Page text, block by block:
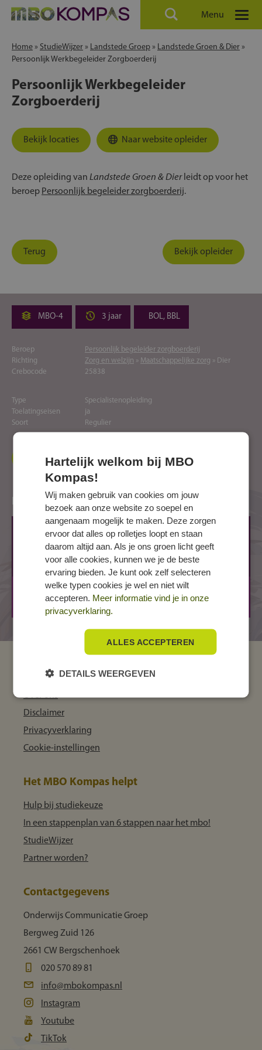
Menu
Home » StudieWijzer » Landstede Groep » Landstede Groen & Dier »
Persoonlijk Werkbegeleider Zorgboerderij
Persoonlijk Werkbegeleider
Zorgboerderij
Bekijk locaties Naar website opleider
Deze opleiding van Landstede Groen & Dierleidt op voor het
beroep Persoonlijk begeleider zorgboerderij.
Terug Bekijk opleider
MBO-4 3 jaar BOL, BBL
Beroep
Persoonlijk begeleider zorgboerderij
Richting
Zorg en welzijn » Maatschappelijke zorg » Dier
Crebocode
25838
Type
Specialistenopleiding
Toelatingseisen
ja
Soort
Regulier
Naar website opleider
Locaties
RAALTE, Zwolsestraat
Zwolsestraat 63 a
8101 AB RAALTE
BOL
3 jaar
MBO Kompas
Over ons
Disclaimer
Privacyverklaring
Cookie-instellingen
Het MBO Kompas helpt
Hulp bij studiekeuze
In een stappenplan van 6 stappen naar het mbo!
StudieWijzer
Partner worden?
Contactgegevens
Onderwijs Communicatie Groep
Bergweg Zuid 126
2661 CW Bergschenhoek
020 570 89 81
info@mbokompas.nl
Instagram
Youtube
TikTok
Hartelijk welkom bij MBO
Kompas!
Wij maken gebruik van cookies om jouw
bezoek aan onze website zo soepel en
aangenaam mogelijk te maken. Deze zorgen
ervoor dat alles op rolletjes loopt en staan
daarom altijd aan. Als je ons groen licht geeft
voor alle cookies, kunnen we je de beste
ervaring bieden. Je kunt ook zelf selecteren
welke typen cookies je wel en niet wilt
accepteren. Meer informatie vind je in onze
privacyverklaring.
ALLES ACCEPTEREN
DETAILS WEERGEVEN